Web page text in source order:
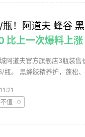
瓶！阿道夫 蜂谷
比上一次爆料上
阿道夫官方旗舰店3瓶装
瓶。 黑蜂胶精养护，蓬松
不值 -0